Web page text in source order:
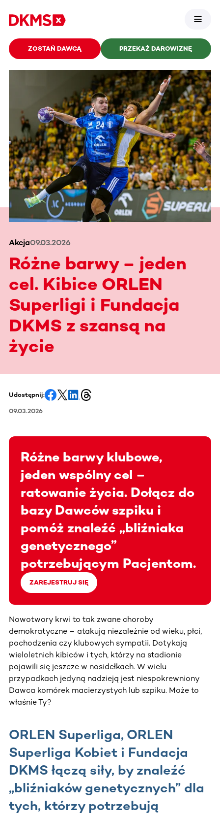
ZOSTAŃ DAWCĄ PRZEKAŻ DAROWIZNĘ
Akcja09.03.2026
Różne barwy – jeden
cel. Kibice ORLEN
Superligi i Fundacja
DKMS z szansą na
życie
Udostępnij:
09.03.2026
Różne barwy klubowe,
jeden wspólny cel –
ratowanie życia. Dołącz do
bazy Dawców szpiku i
pomóż znaleźć „bliźniaka
genetycznego”
potrzebującym Pacjentom.
ZAREJESTRUJ SIĘ
Nowotwory krwi to tak zwane choroby
demokratyczne – atakują niezależnie od wieku, płci,
pochodzenia czy klubowych sympatii. Dotykają
wieloletnich kibiców i tych, którzy na stadionie
pojawili się jeszcze w nosidełkach. W wielu
przypadkach jedyną nadzieją jest niespokrewniony
Dawca komórek macierzystych lub szpiku. Może to
właśnie Ty?
ORLEN Superliga, ORLEN
Superliga Kobiet i Fundacja
DKMS łączą siły, by znaleźć
„bliźniaków genetycznych” dla
tych, którzy potrzebują